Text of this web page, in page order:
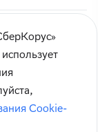
Cookie-